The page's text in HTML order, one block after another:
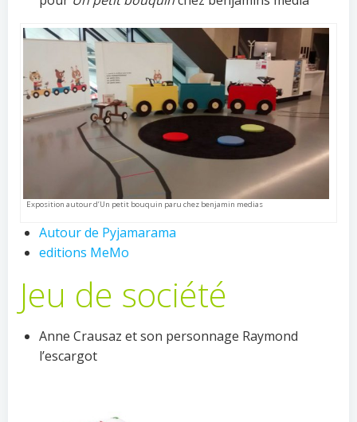
Exposition autour d’Un petit bouquin paru chez benjamin medias
Autour de Pyjamarama
editions MeMo
Jeu de société
Anne Crausaz et son personnage Raymond
l’escargot